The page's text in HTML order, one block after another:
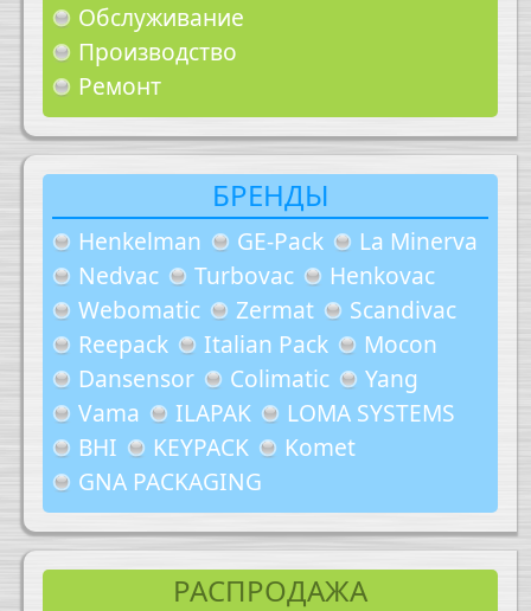
Обслуживание
Производство
Ремонт
БРЕНДЫ
Henkelman GE-Pack
La Minerva
Nedvac
Turbovac
Henkovac
Webomatic
Zermat
Scandivac
Reepack
Italian Pack
Mocon
Dansensor
Colimatic
Yang
Vama
ILAPAK
LOMA SYSTEMS
BHI
KEYPACK
Komet
GNA PACKAGING
РАСПРОДАЖА